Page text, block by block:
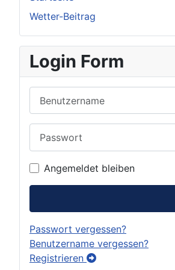
Wetter-Beitrag
Login Form
Angemeldet bleiben
Passwort vergessen?
Benutzername vergessen?
Registrieren